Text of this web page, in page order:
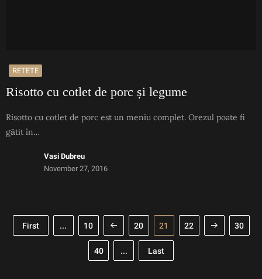
RETETE
Risotto cu cotlet de porc și legume
Risotto cu cotlet de porc est un meniu complet. Orezul poate fi
gătit în…
Vasi Dubreu
November 27, 2016
First ... 10 20 21 22 30
40 ... Last